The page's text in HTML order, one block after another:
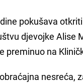
pokušava
djevojke Alise
preminuo na
nesreća,